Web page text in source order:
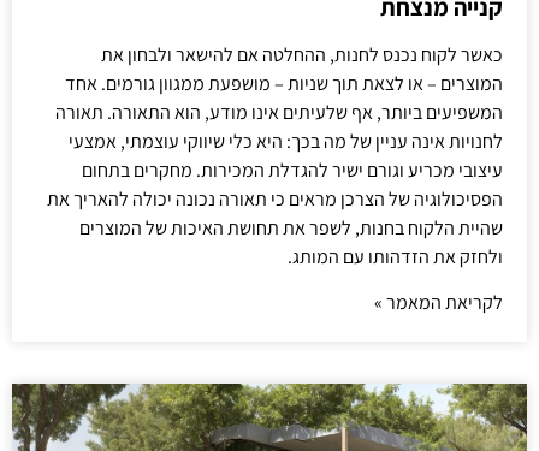
קנייה מנצחת
כאשר לקוח נכנס לחנות, ההחלטה אם להישאר ולבחון את
המוצרים – או לצאת תוך שניות – מושפעת ממגוון גורמים. אחד
המשפיעים ביותר, אף שלעיתים אינו מודע, הוא התאורה. תאורה
לחנויות אינה עניין של מה בכך: היא כלי שיווקי עוצמתי, אמצעי
עיצובי מכריע וגורם ישיר להגדלת המכירות. מחקרים בתחום
הפסיכולוגיה של הצרכן מראים כי תאורה נכונה יכולה להאריך את
שהיית הלקוח בחנות, לשפר את תחושת האיכות של המוצרים
ולחזק את הזדהותו עם המותג.
לקריאת המאמר »